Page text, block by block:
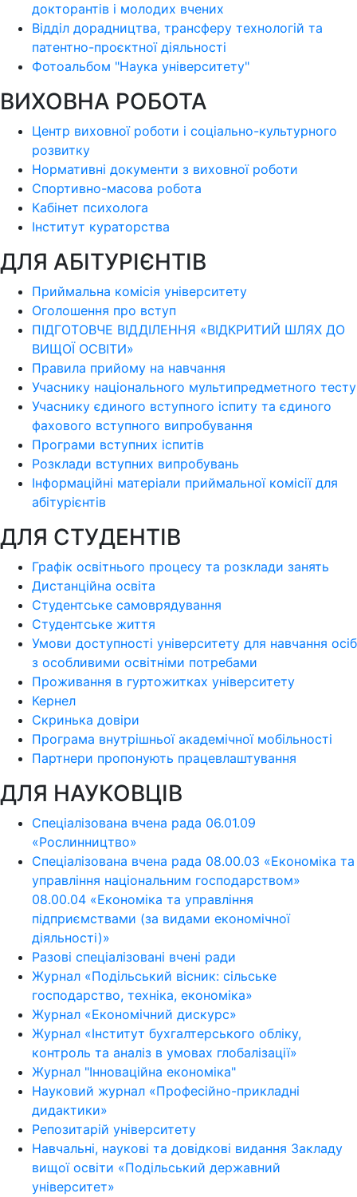
докторантів і молодих вчених
Відділ дорадництва, трансферу технологій та
патентно-проєктної діяльності
Фотоальбом "Наука університету"
ВИХОВНА РОБОТА
Центр виховної роботи і соціально-культурного
розвитку
Нормативні документи з виховної роботи
Спортивно-масова робота
Кабінет психолога
Інститут кураторства
ДЛЯ АБІТУРІЄНТІВ
Приймальна комісія університету
Оголошення про вступ
ПІДГОТОВЧЕ ВІДДІЛЕННЯ «ВІДКРИТИЙ ШЛЯХ ДО
ВИЩОЇ ОСВІТИ»
Правила прийому на навчання
Учаснику національного мультипредметного тесту
Учаснику єдиного вступного іспиту та єдиного
фахового вступного випробування
Програми вступних іспитів
Розклади вступних випробувань
Інформаційні матеріали приймальної комісії для
абітурієнтів
ДЛЯ СТУДЕНТІВ
Графік освітнього процесу та розклади занять
Дистанційна освіта
Студентське самоврядування
Студентське життя
Умови доступності університету для навчання осіб
з особливими освітніми потребами
Проживання в гуртожитках університету
Кернел
Скринька довіри
Програма внутрішньої академічної мобільності
Партнери пропонують працевлаштування
ДЛЯ НАУКОВЦІВ
Спеціалізована вчена рада 06.01.09
«Рослинництво»
Спеціалізована вчена рада 08.00.03 «Економіка та
управління національним господарством»
08.00.04 «Економіка та управління
підприємствами (за видами економічної
діяльності)»
Разові спеціалізовані вчені ради
Журнал «Подільський вісник: сільське
господарство, техніка, економіка»
Журнал «Економічний дискурс»
Журнал «Інститут бухгалтерського обліку,
контроль та аналіз в умовах глобалізації»
Журнал "Інноваційна економіка"
Науковий журнал «Професійно-прикладні
дидактики»
Репозитарій університету
Навчальні, наукові та довідкові видання Закладу
вищої освіти «Подільський державний
університет»